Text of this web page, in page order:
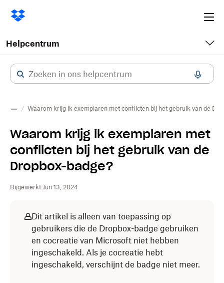
Helpcentrum
Waarom krijg ik exemplaren met conflicten bij het gebruik van de
Waarom krijg ik exemplaren met
conflicten bij het gebruik van de
Dropbox-badge?
Bijgewerkt Jun 13, 2024
Dit artikel is alleen van toepassing op
gebruikers die de Dropbox-badge gebruiken
en cocreatie van Microsoft niet hebben
ingeschakeld. Als je cocreatie hebt
ingeschakeld, verschijnt de badge niet meer.